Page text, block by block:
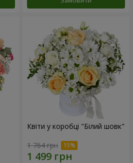
Квіти у коробці "Білий шовк"
1 764 грн